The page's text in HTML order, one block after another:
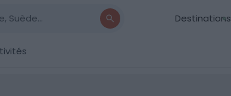
Destinations